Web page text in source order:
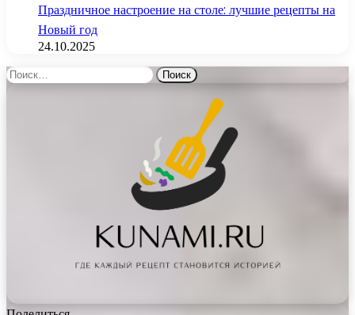
Праздничное настроение на столе: лучшие рецепты на
Новый год
24.10.2025
Найти: